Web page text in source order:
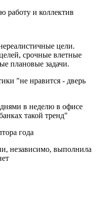
работу и коллектив
цели.
срочные влетные
плановые задачи.
"не нравится - дверь
в неделю в офисе
такой тренд"
года
независимо, выполнила